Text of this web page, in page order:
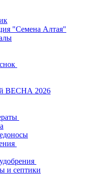
"Семена Алтая"
ВЕСНА 2026
и септики